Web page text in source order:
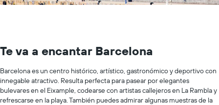
Te va a encantar Barcelona
Barcelona es un centro histórico, artístico, gastronómico y deportivo con
innegable atractivo. Resulta perfecta para pasear por elegantes
bulevares en el Eixample, codearse con artistas callejeros en La Rambla y
refrescarse en la playa. También puedes admirar algunas muestras de la